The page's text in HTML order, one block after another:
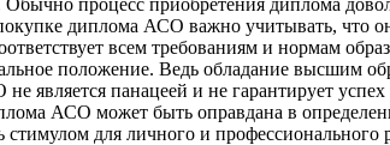
диплома АСО важно учитывать,
всем требованиям и нормам
положение. Ведь обладание высшим
является панацеей и не гарантирует
АСО может быть оправдана в
для личного и профессионального